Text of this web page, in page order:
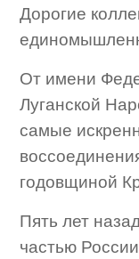
Дорогие
От имени
Луганской
самые
годовщиной
Пять лет
частью